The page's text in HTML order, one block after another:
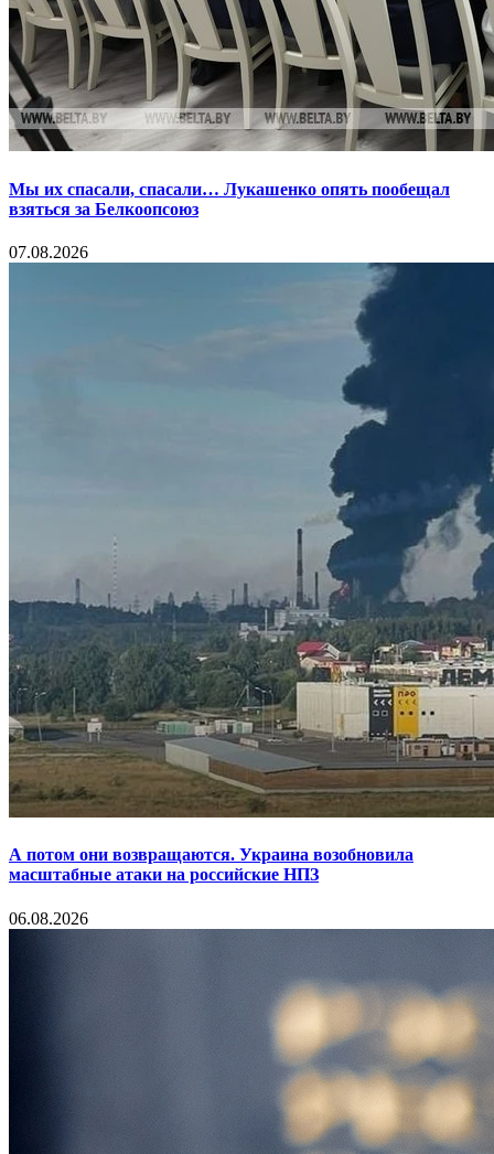
Мы их спасали, спасали… Лукашенко опять пообещал
взяться за Белкоопсоюз
07.08.2026
А потом они возвращаются. Украина возобновила
масштабные атаки на российские НПЗ
06.08.2026